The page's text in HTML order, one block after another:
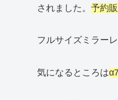
されました。 予約
フルサイズミラー
気になるところは